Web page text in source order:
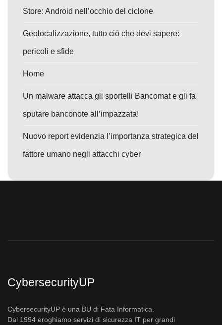
Store: Android nell’occhio del ciclone
Geolocalizzazione, tutto ciò che devi sapere:
pericoli e sfide
Home
Un malware attacca gli sportelli Bancomat e gli fa
sputare banconote all’impazzata!
Nuovo report evidenzia l’importanza strategica del
fattore umano negli attacchi cyber
CybersecurityUP
CybersecurityUP è una BU di Fata Informatica.
Dal 1994 eroghiamo servizi di sicurezza IT per grandi